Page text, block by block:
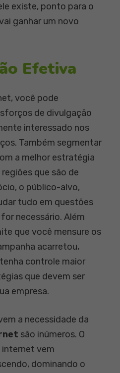
existe, ponto para o
ganhar um novo
Efetiva
você pode
de divulgação
interessado nos
Também segmentar
a melhor estratégia
que são de
o público-alvo,
tudo em questões
necessário. Além
que você mensure os
acarretou,
controle maior
que devem ser
empresa.
a necessidade da
são inúmeros. O
internet vem
dominando o